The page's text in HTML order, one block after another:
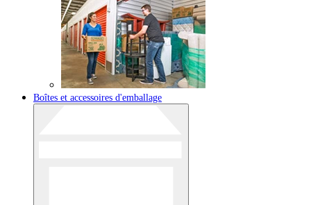
Boîtes et accessoires d'emballage